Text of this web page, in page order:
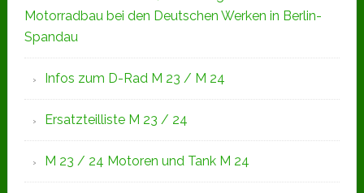
Motorradbau bei den Deutschen Werken in Berlin-
Spandau
Infos zum D-Rad M 23 / M 24
Ersatzteilliste M 23 / 24
M 23 / 24 Motoren und Tank M 24